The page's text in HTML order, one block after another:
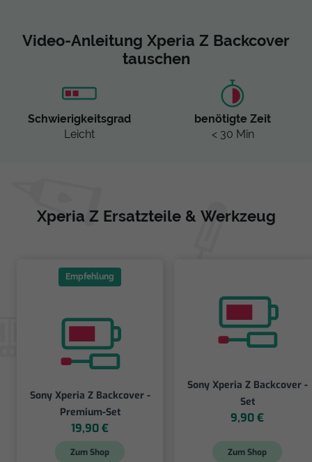
Video-Anleitung Xperia Z Backcover
tauschen
Schwierigkeitsgrad
Leicht
benötigte Zeit
< 30 Min
Xperia Z Ersatzteile & Werkzeug
Empfehlung
Sony Xperia Z Backcover -
Premium-Set
19,90 €
Zum Shop
Sony Xperia Z Backcover -
Set
9,90 €
Zum Shop